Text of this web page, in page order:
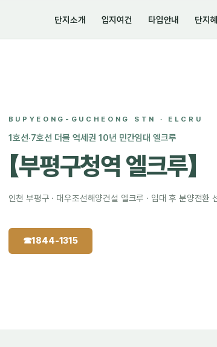
단지소개 입지여건 타입안내 단지
BUPYEONG-GUCHEONG STN · ELCRU
1호선·7호선 더블 역세권 10년 민간임대 엘크루
【부평구청역 엘크루】
인천 부평구 · 대우조선해양건설 엘크루 · 임대 후 분양전환
☎1844-1315